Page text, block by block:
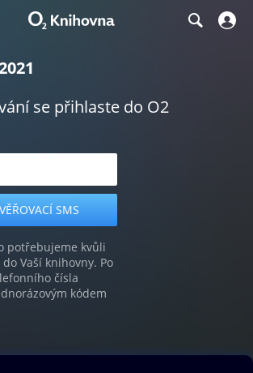
se přihlaste do O2
potřebujeme kvůli
Vaší knihovny. Po
čísla
kódem